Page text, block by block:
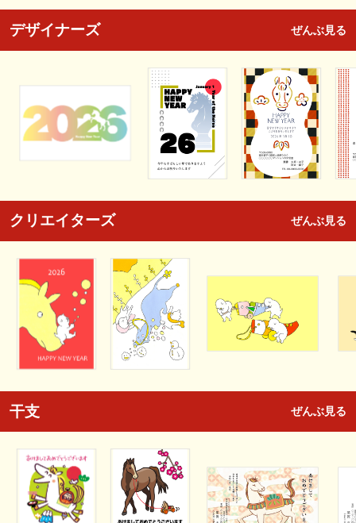
デザイナーズ ぜんぶ見る
クリエイターズ ぜんぶ見る
干支 ぜんぶ見る